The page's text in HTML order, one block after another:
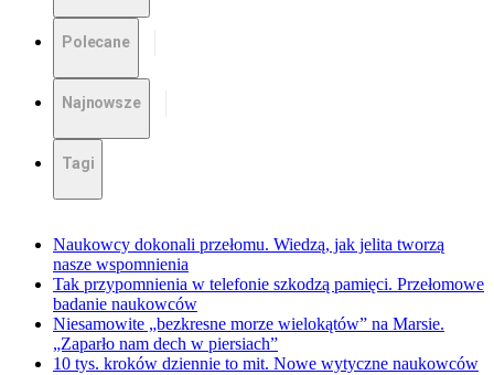
Polecane
Najnowsze
Tagi
Naukowcy dokonali przełomu. Wiedzą, jak jelita tworzą
nasze wspomnienia
Tak przypomnienia w telefonie szkodzą pamięci. Przełomowe
badanie naukowców
Niesamowite „bezkresne morze wielokątów” na Marsie.
„Zaparło nam dech w piersiach”
10 tys. kroków dziennie to mit. Nowe wytyczne naukowców